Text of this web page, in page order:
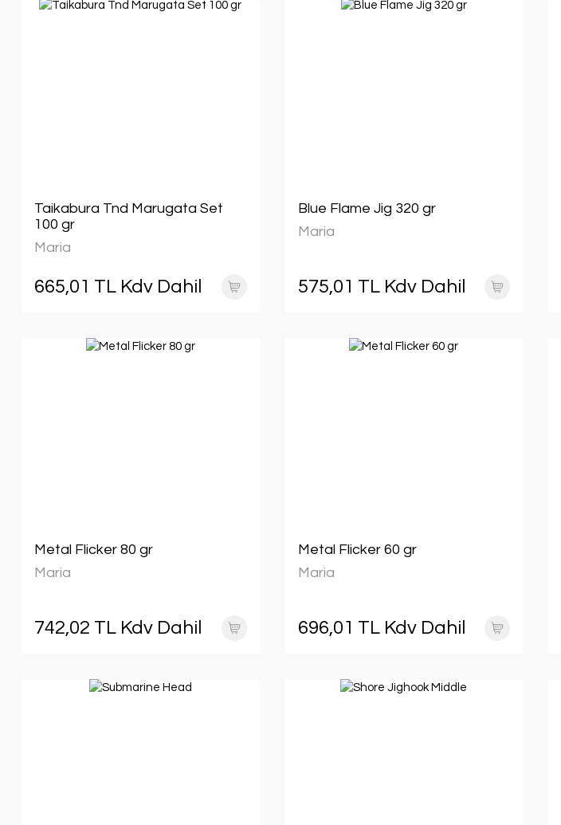
Taikabura Tnd Marugata Set
100 gr
Maria
665,01 TL Kdv Dahil
Blue Flame Jig 320 gr
Maria
575,01 TL Kdv Dahil
Metal Flicker 80 gr
Maria
742,02 TL Kdv Dahil
Metal Flicker 60 gr
Maria
696,01 TL Kdv Dahil